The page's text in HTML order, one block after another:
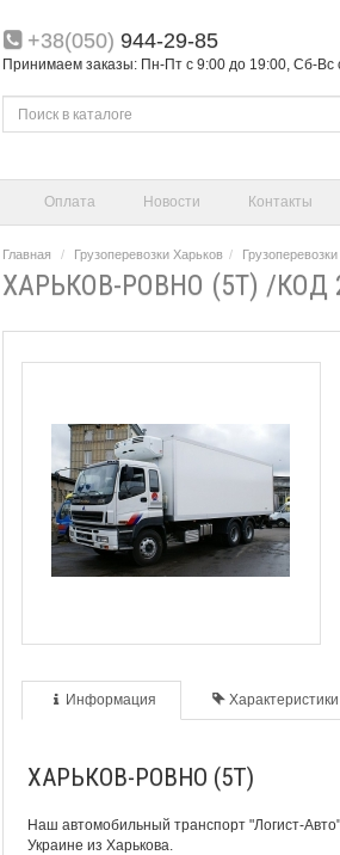
+38(050) 944-29-85
Принимаем заказы: Пн-Пт с 9:00 до 19:00, Сб-Вс
Оплата Новости Контакты
Главная Грузоперевозки Харьков
ХАРЬКОВ-РОВНО (5Т) /КОД
Информация Характеристики
ХАРЬКОВ-РОВНО (5Т)
Наш автомобильный транспорт "Логист-
Украине из Харькова.